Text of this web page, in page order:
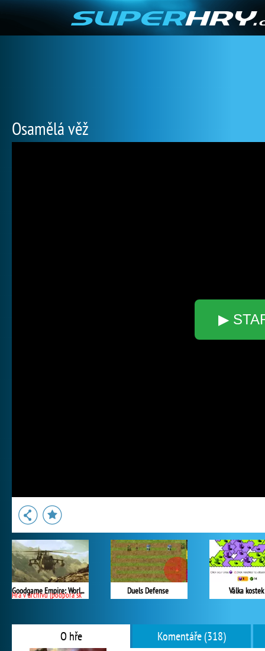
Osamělá věž
▶
Goodgame Empire: World War 3
Hra v archivu (podpora skončila) Duels Defense Válka kostek
O hře Komentáře (318)